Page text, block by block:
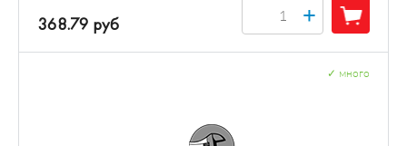
368.79 руб +
много